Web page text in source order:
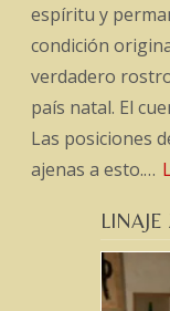
espíritu y
condición
verdadero
país natal. El
Las posiciones
ajenas a esto.…
LINAJE